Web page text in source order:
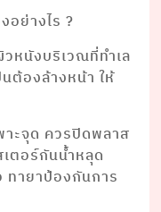
อย่างไร ?
หนังบริเวณที่ทำเล
ต้องล้างหน้า ให้
ะจุด ควรปิดพลาส
ตอร์กันน้ำหลุด
ทายาป้องกันการ